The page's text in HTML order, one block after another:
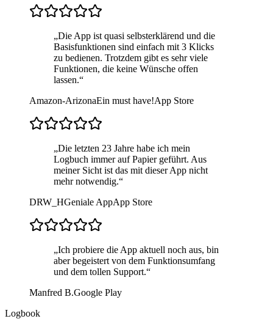
„Die App ist quasi selbsterklärend und die
Basisfunktionen sind einfach mit 3 Klicks
zu bedienen. Trotzdem gibt es sehr viele
Funktionen, die keine Wünsche offen
lassen.“
Amazon-ArizonaEin must have!App Store
„Die letzten 23 Jahre habe ich mein
Logbuch immer auf Papier geführt. Aus
meiner Sicht ist das mit dieser App nicht
mehr notwendig.“
DRW_HGeniale AppApp Store
„Ich probiere die App aktuell noch aus, bin
aber begeistert von dem Funktionsumfang
und dem tollen Support.“
Manfred B.Google Play
Logbook